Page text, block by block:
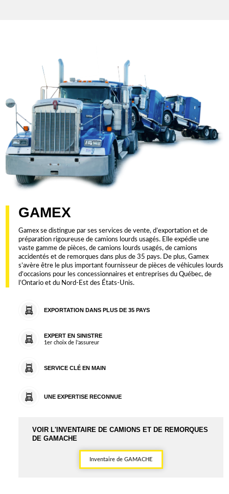
GAMEX
Gamex se distingue par ses services de vente, d’exportation et de
préparation rigoureuse de camions lourds usagés. Elle expédie une
vaste gamme de pièces, de camions lourds usagés, de camions
accidentés et de remorques dans plus de 35 pays. De plus, Gamex
s’avère être le plus important fournisseur de pièces de véhicules lourds
d’occasions pour les concessionnaires et entreprises du Québec, de
l’Ontario et du Nord-Est des États-Unis.
EXPORTATION DANS PLUS DE 35 PAYS
EXPERT EN SINISTRE
1er choix de l'assureur
SERVICE CLÉ EN MAIN
UNE EXPERTISE RECONNUE
VOIR L'INVENTAIRE DE CAMIONS ET DE REMORQUES
DE GAMACHE
Inventaire de GAMACHE